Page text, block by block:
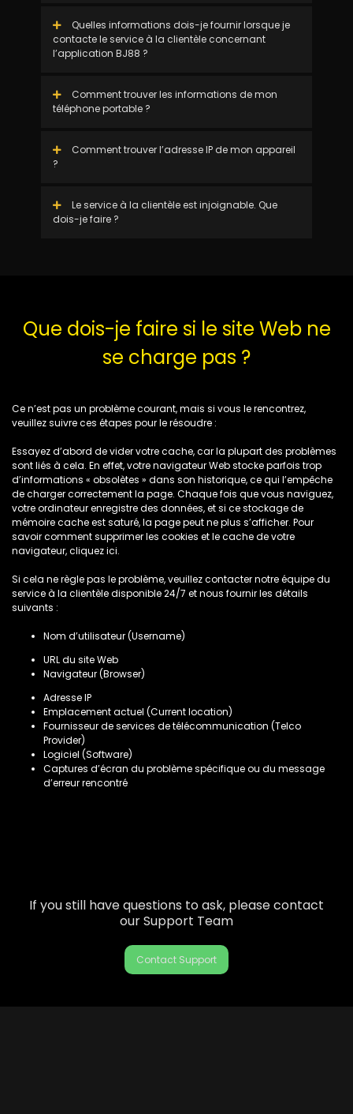
Quelles informations dois-je fournir lorsque je
contacte le service à la clientèle concernant
l’application BJ88 ?
Comment trouver les informations de mon
téléphone portable ?
Comment trouver l’adresse IP de mon appareil
?
Le service à la clientèle est injoignable. Que
dois-je faire ?
Que dois-je faire si le site Web ne
se charge pas ?
Ce n’est pas un problème courant, mais si vous le rencontrez,
veuillez suivre ces étapes pour le résoudre :
Essayez d’abord de vider votre cache, car la plupart des problèmes
sont liés à cela. En effet, votre navigateur Web stocke parfois trop
d’informations « obsolètes » dans son historique, ce qui l’empêche
de charger correctement la page. Chaque fois que vous naviguez,
votre ordinateur enregistre des données, et si ce stockage de
mémoire cache est saturé, la page peut ne plus s’afficher. Pour
savoir comment supprimer les cookies et le cache de votre
navigateur, cliquez ici.
Si cela ne règle pas le problème, veuillez contacter notre équipe du
service à la clientèle disponible 24/7 et nous fournir les détails
suivants :
Nom d’utilisateur (Username)
URL du site Web
Navigateur (Browser)
Adresse IP
Emplacement actuel (Current location)
Fournisseur de services de télécommunication (Telco
Provider)
Logiciel (Software)
Captures d’écran du problème spécifique ou du message
d’erreur rencontré
If you still have questions to ask, please contact
our Support Team
Contact Support